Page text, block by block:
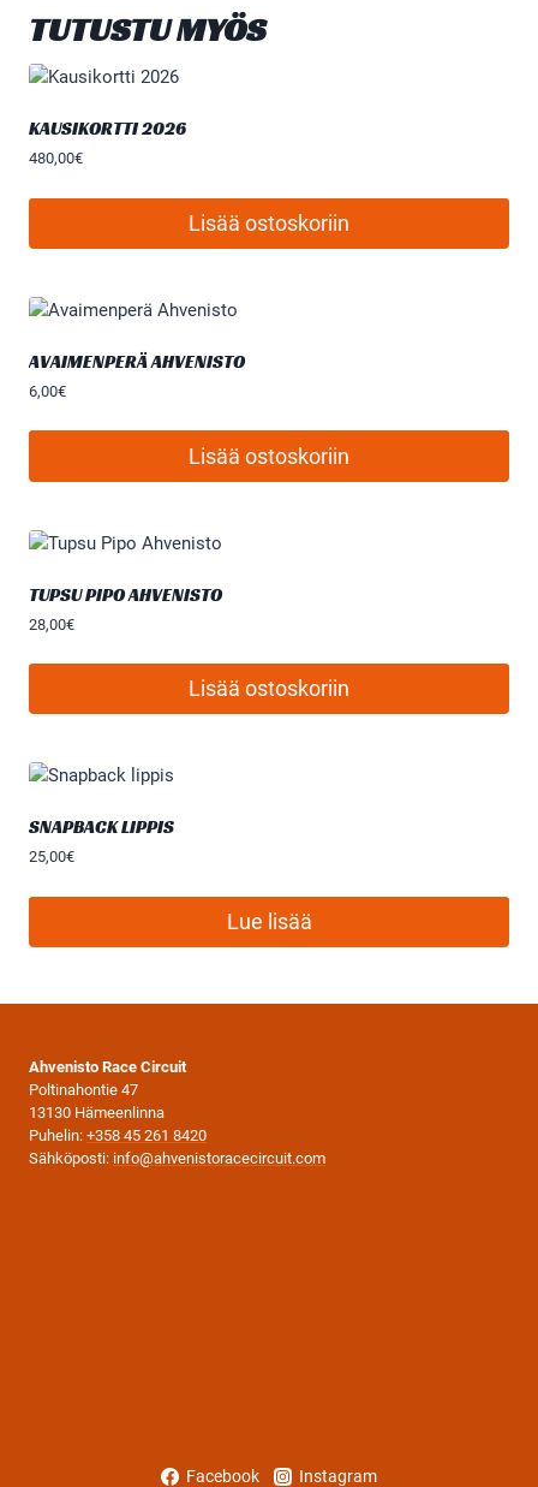
TUTUSTU MYÖS
KAUSIKORTTI 2026
480,00€
Lisää ostoskoriin
AVAIMENPERÄ AHVENISTO
6,00€
Lisää ostoskoriin
TUPSU PIPO AHVENISTO
28,00€
Lisää ostoskoriin
SNAPBACK LIPPIS
25,00€
Lue lisää
Ahvenisto Race Circuit
Poltinahontie 47
13130 Hämeenlinna
Puhelin: +358 45 261 8420
Sähköposti: info@ahvenistoracecircuit.com
Facebook Instagram